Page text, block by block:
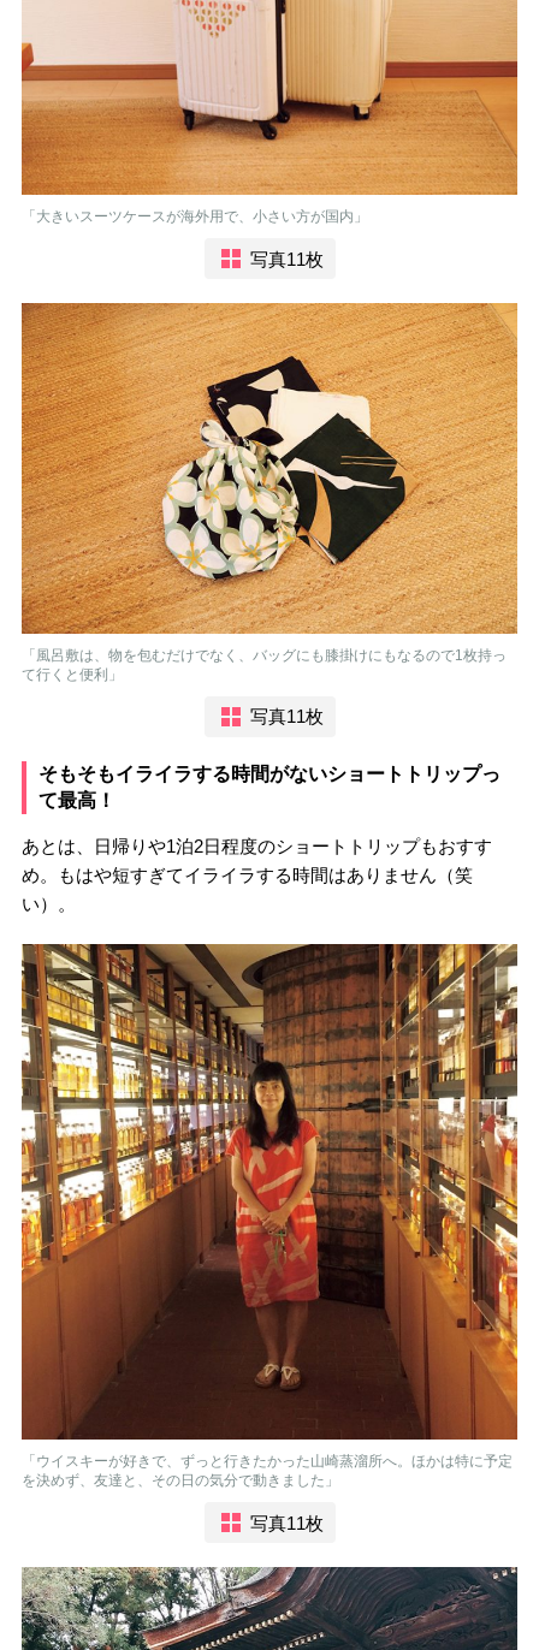
「大きいスーツケースが海外用で、小さい方が国内」
写真11枚
「風呂敷は、物を包むだけでなく、バッグにも膝掛けにもなるので1枚持っ
て行くと便利」
写真11枚
そもそもイライラする時間がないショートトリップっ
て最高！
あとは、日帰りや1泊2日程度のショートトリップもおすす
め。もはや短すぎてイライラする時間はありません（笑
い）。
「ウイスキーが好きで、ずっと行きたかった山崎蒸溜所へ。ほかは特に予定
を決めず、友達と、その日の気分で動きました」
写真11枚